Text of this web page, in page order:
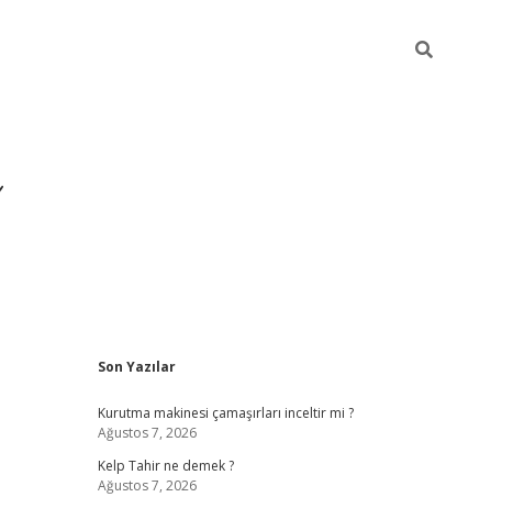
Sidebar
Son Yazılar
Kurutma makinesi çamaşırları inceltir mi ?
Ağustos 7, 2026
Kelp Tahir ne demek ?
Ağustos 7, 2026